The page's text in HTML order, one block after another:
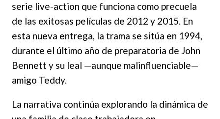
serie live-action que funciona como precuela
de las exitosas películas de 2012 y 2015. En
esta nueva entrega, la trama se sitúa en 1994,
durante el último año de preparatoria de John
Bennett y su leal —aunque malinfluenciable—
amigo Teddy.
La narrativa continúa explorando la dinámica de